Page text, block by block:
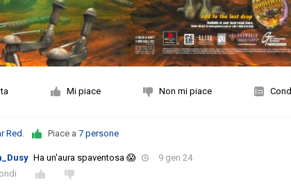
Mi piace Non mi piace
Red . Piace a7 persone
Ha un'aura spaventosa 😱
9 gen 24